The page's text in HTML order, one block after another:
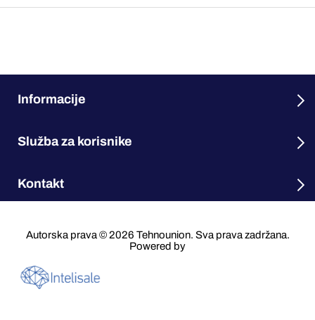
Informacije
Služba za korisnike
Kontakt
Autorska prava © 2026 Tehnounion. Sva prava zadržana.
Powered by